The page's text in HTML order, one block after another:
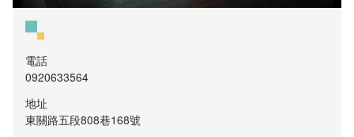
電話
0920633564
地址
東關路五段808巷168號